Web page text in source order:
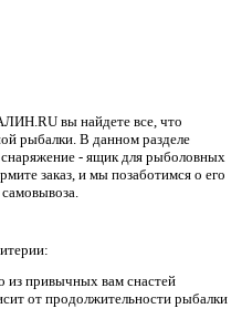
вы найдете все, что
рыбалки. В данном разделе
- ящик для рыболовных
заказ, и мы позаботимся о его
из привычных вам снастей
от продолжительности рыбалки